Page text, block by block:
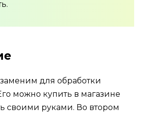
для обработки
можно купить в магазине
своими руками. Во втором